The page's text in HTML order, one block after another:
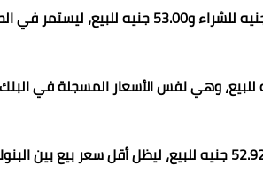
وسجل السعر الرسمي للدولار في البنك المركزي المصري نحو 52.86
استقر سعر الدولار عند 52.87 جنيه للشراء و52.97 جنيه للبيع، وهي نفس
كما سجل الدولار داخل البنك التجاري الدولي نحو 52.82 جنيه للشراء و52.92 جنيه